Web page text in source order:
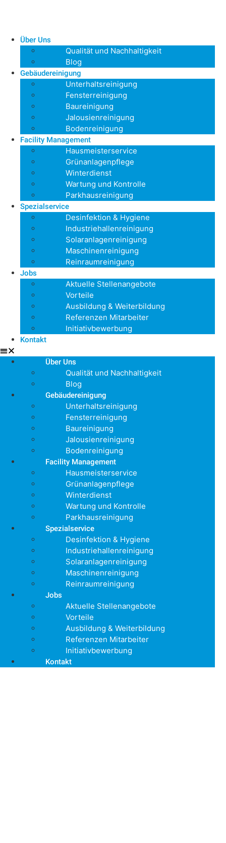
Über Uns
Qualität und Nachhaltigkeit
Blog
Gebäudereinigung
Unterhaltsreinigung
Fensterreinigung
Baureinigung
Jalousienreinigung
Bodenreinigung
Facility Management
Hausmeisterservice
Grünanlagenpflege
Winterdienst
Wartung und Kontrolle
Parkhausreinigung
Spezialservice
Desinfektion & Hygiene
Industriehallenreinigung
Solaranlagenreinigung
Maschinenreinigung
Reinraumreinigung
Jobs
Aktuelle Stellenangebote
Vorteile
Ausbildung & Weiterbildung
Referenzen Mitarbeiter
Initiativbewerbung
Kontakt
Über Uns
Qualität und Nachhaltigkeit
Blog
Gebäudereinigung
Unterhaltsreinigung
Fensterreinigung
Baureinigung
Jalousienreinigung
Bodenreinigung
Facility Management
Hausmeisterservice
Grünanlagenpflege
Winterdienst
Wartung und Kontrolle
Parkhausreinigung
Spezialservice
Desinfektion & Hygiene
Industriehallenreinigung
Solaranlagenreinigung
Maschinenreinigung
Reinraumreinigung
Jobs
Aktuelle Stellenangebote
Vorteile
Ausbildung & Weiterbildung
Referenzen Mitarbeiter
Initiativbewerbung
Kontakt